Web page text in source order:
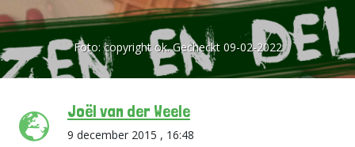
Foto:copyright ok. Gecheckt 09-02-2022
Joël van der Weele
9 december 2015 , 16:48